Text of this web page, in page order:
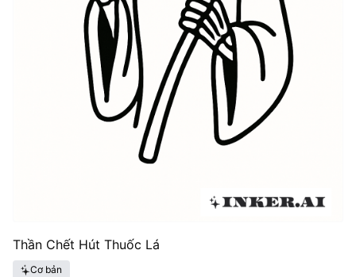
Thần Chết Hút Thuốc Lá
Cơ bản